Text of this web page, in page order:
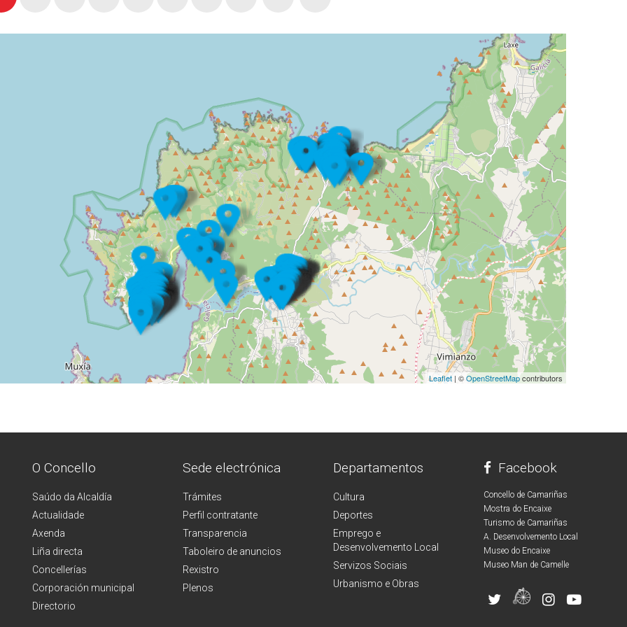
Leaflet | ©OpenStreetMapcontributors
O Concello
Saúdo da Alcaldía
Actualidade
Axenda
Liña directa
Concellerías
Corporación municipal
Directorio
Sede electrónica
Trámites
Perfil contratante
Transparencia
Taboleiro de anuncios
Rexistro
Plenos
Departamentos
Cultura
Deportes
Emprego e
Desenvolvemento Local
Servizos Sociais
Urbanismo e Obras
Facebook
Concello de Camariñas
Mostra do Encaixe
Turismo de Camariñas
A. Desenvolvemento Local
Museo do Encaixe
Museo Man de Camelle